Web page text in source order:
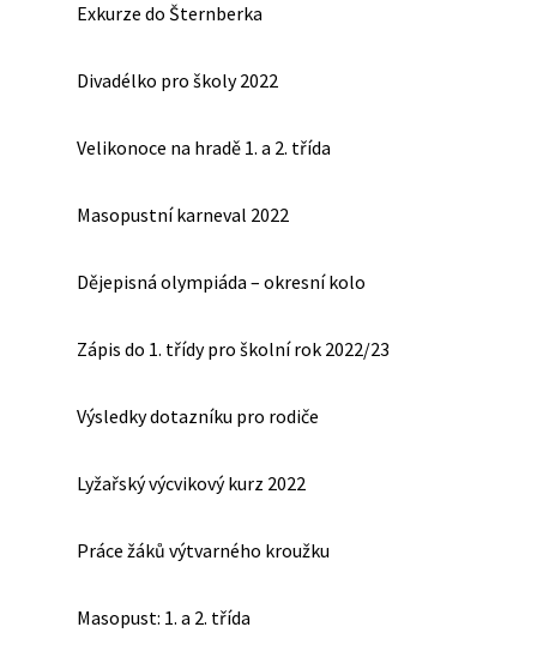
Exkurze do Šternberka
Divadélko pro školy 2022
Velikonoce na hradě 1. a 2. třída
Masopustní karneval 2022
Dějepisná olympiáda – okresní kolo
Zápis do 1. třídy pro školní rok 2022/23
Výsledky dotazníku pro rodiče
Lyžařský výcvikový kurz 2022
Práce žáků výtvarného kroužku
Masopust: 1. a 2. třída